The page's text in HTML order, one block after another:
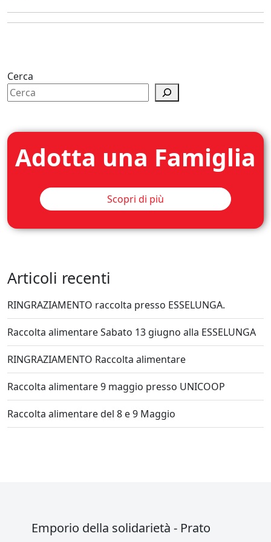
Cerca
Adotta una Famiglia
Scopri di più
Articoli recenti
RINGRAZIAMENTO raccolta presso ESSELUNGA.
Raccolta alimentare Sabato 13 giugno alla ESSELUNGA
RINGRAZIAMENTO Raccolta alimentare
Raccolta alimentare 9 maggio presso UNICOOP
Raccolta alimentare del 8 e 9 Maggio
Emporio della solidarietà - Prato